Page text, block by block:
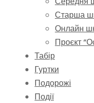
Старша
Онлайн
Проєкт
Табір
Гуртки
Подорожі
Події